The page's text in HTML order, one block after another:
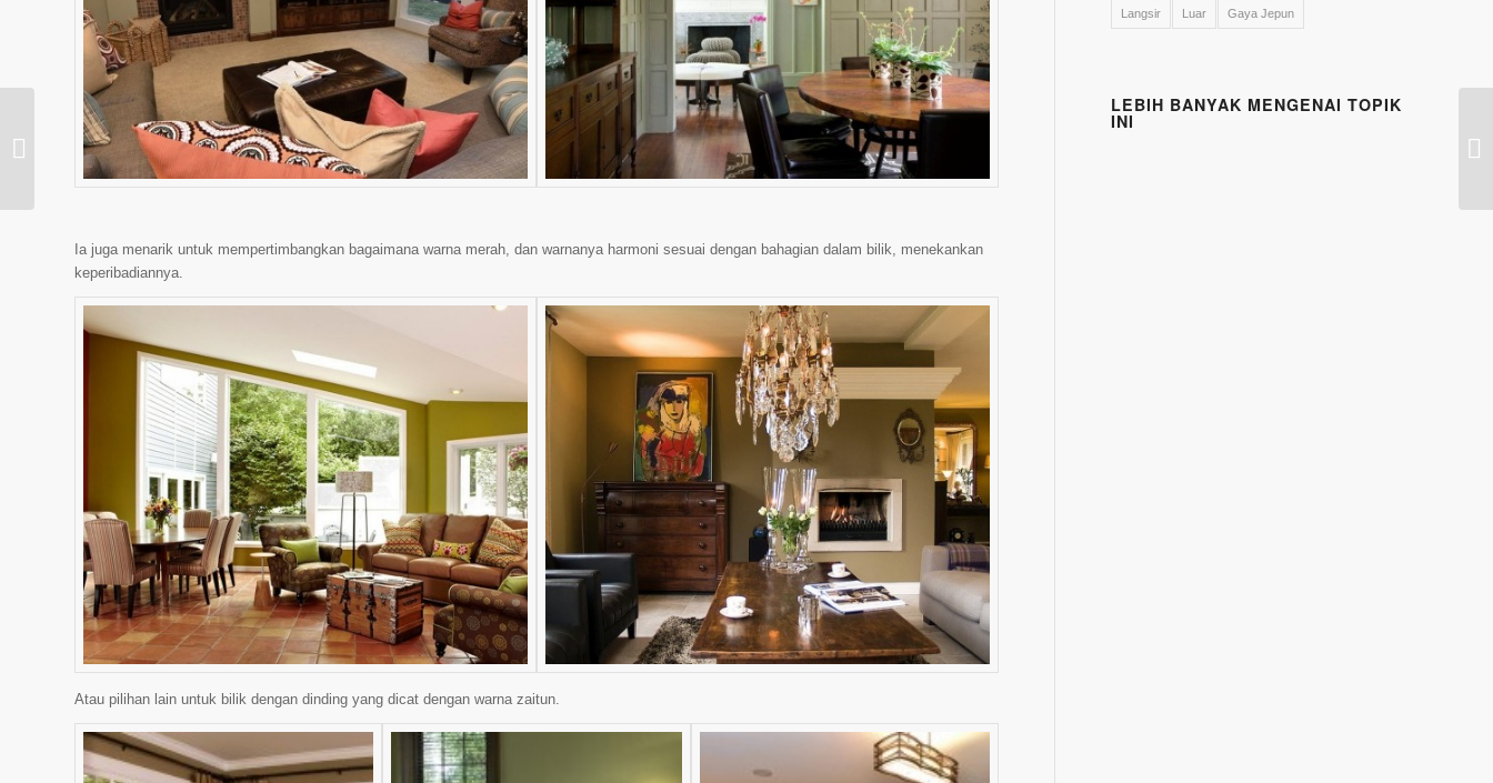
Ia juga menarik untuk mempertimbangkan bagaimana warna merah, dan warnanya harmoni sesuai dengan bahagian dalam bilik, menekankan
keperibadiannya.
Atau pilihan lain untuk bilik dengan dinding yang dicat dengan warna zaitun.
Langsir Luar Gaya Jepun
LEBIH BANYAK MENGENAI TOPIK
INI
Bilik untuk seorang
budak lelaki,
menampung ...